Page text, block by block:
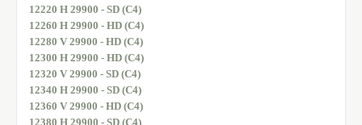
12220 H 29900 - SD (C4)
12260 H 29900 - HD (C4)
12280 V 29900 - HD (C4)
12300 H 29900 - HD (C4)
12320 V 29900 - SD (C4)
12340 H 29900 - SD (C4)
12360 V 29900 - HD (C4)
12380 H 29900 - SD (C4)